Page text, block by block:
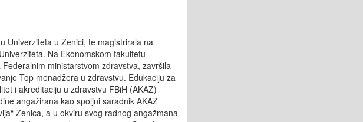
Univerziteta u Zenici, te magistrirala na
Na Ekonomskom fakultetu
ministarstvom zdravstva, završila
Top menadžera u zdravstvu. Edukaciju za
i akreditaciju u zdravstvu FBiH (AKAZ)
angažirana kao spoljni saradnik AKAZ
Zenica, a u okviru svog radnog angažmana